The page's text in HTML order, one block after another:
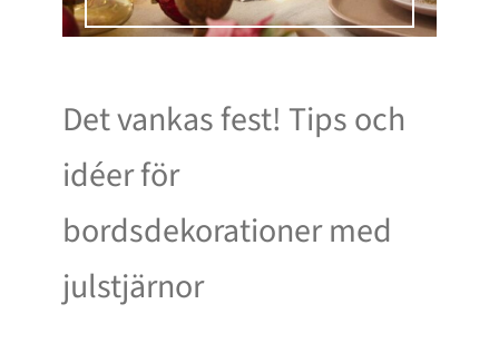
Det vankas fest! Tips och
idéer för
bordsdekorationer med
julstjärnor